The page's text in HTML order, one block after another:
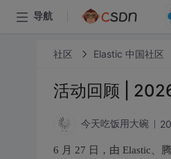
导航
社区 Elastic 中国社区
活动回顾 |
今天吃饭用大碗
6 月 27 日，由 Elastic、